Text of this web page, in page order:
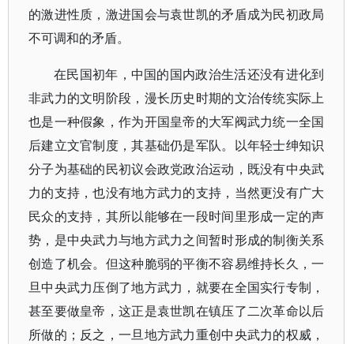
的激进性质，激进国会与袁世凯的矛盾成为民初政局
不可调和的矛盾。
在民国初年，中国的国内政治生活还没有进化到
非武力的文明阶段，漫长历史时期的文治传统实际上
也是一种假象，作为开国皇帝的大军阀武力统一全国
后建立文官制度，其基础仍是军队。以年轻士绅知识
分子为基础的民初议会政党政治运动，既没有中央武
力的支持，也没有地方武力的支持，当然更没有广大
民众的支持，其所以能够在一段时间里形成一定的声
势，是中央武力与地方武力之间暂时形成的制衡关系
创造了机会。但这种脆弱的平衡不容易维持长久，一
旦中央武力压倒了地方武力，就要在全国实行专制，
甚至要做皇帝，这正是袁世凯在镇压了二次革命以后
所做的；反之，一旦地方武力重创中央武力的权威，